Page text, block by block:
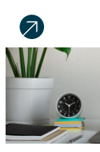
Sijoittaja.fi
Tee
parempia
sijoituspäätöksiä